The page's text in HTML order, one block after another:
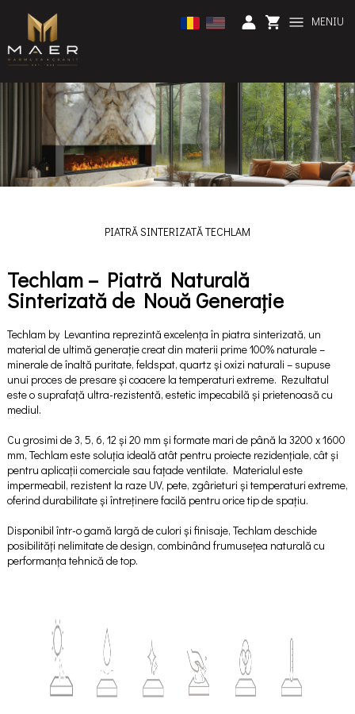
MENIU
PIATRĂ SINTERIZATĂ TECHLAM
Techlam – Piatră Naturală
Sinterizată de Nouă Generație
Techlam by Levantina reprezintă excelența în piatra sinterizată, un
material de ultimă generație creat din materii prime 100% naturale –
minerale de înaltă puritate, feldspat, quartz și oxizi naturali – supuse
unui proces de presare și coacere la temperaturi extreme. Rezultatul
este o suprafață ultra-rezistentă, estetic impecabilă și prietenoasă cu
mediul.
Cu grosimi de 3, 5, 6, 12 și 20 mm și formate mari de până la 3200 x 1600
mm, Techlam este soluția ideală atât pentru proiecte rezidențiale, cât și
pentru aplicații comerciale sau fațade ventilate. Materialul este
impermeabil, rezistent la raze UV, pete, zgârieturi și temperaturi extreme,
oferind durabilitate și întreținere facilă pentru orice tip de spațiu.
Disponibil într-o gamă largă de culori și finisaje, Techlam deschide
posibilități nelimitate de design, combinând frumusețea naturală cu
performanța tehnică de top.